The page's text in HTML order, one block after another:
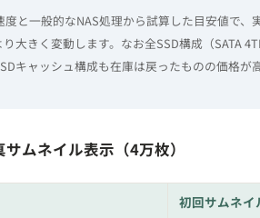
キャッシュ構成も在庫は戻ったものの価格
ムネイル表示（4万枚）
（WD Red Plus 4TB） 約45分